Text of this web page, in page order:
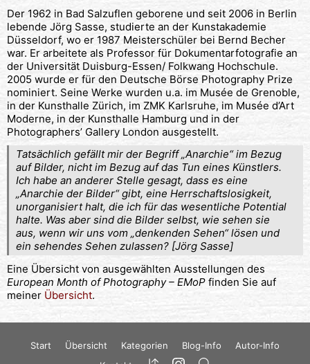
Der 1962 in Bad Salzuflen geborene und seit 2006 in Berlin
lebende Jörg Sasse, studierte an der Kunstakademie
Düsseldorf, wo er 1987 Meisterschüler bei Bernd Becher
war. Er arbeitete als Professor für Dokumentarfotografie an
der Universität Duisburg-Essen/ Folkwang Hochschule.
2005 wurde er für den Deutsche Börse Photography Prize
nominiert. Seine Werke wurden u.a. im Musée de Grenoble,
in der Kunsthalle Zürich, im ZMK Karlsruhe, im Musée d’Art
Moderne, in der Kunsthalle Hamburg und in der
Photographers’ Gallery London ausgestellt.
Tatsächlich gefällt mir der Begriff „Anarchie“ im Bezug
auf Bilder, nicht im Bezug auf das Tun eines Künstlers.
Ich habe an anderer Stelle gesagt, dass es eine
„Anarchie der Bilder“ gibt, eine Herrschaftslosigkeit,
unorganisiert halt, die ich für das wesentliche Potential
halte. Was aber sind die Bilder selbst, wie sehen sie
aus, wenn wir uns vom „denkenden Sehen“ lösen und
ein sehendes Sehen zulassen? [Jörg Sasse]
Eine Übersicht von ausgewählten Ausstellungen des
European Month of Photography – EMoP finden Sie auf
meiner Übersicht.
Start Übersicht Kategorien Blog-Info
Autor-Info